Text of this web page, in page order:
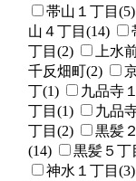
帯山１丁目(5)
山４丁目(14)
丁目(2)
上水
千反畑町(2)
丁(1)
九品寺
丁目(1)
九品
丁目(2)
黒髪
(14)
黒髪５丁
神水１丁目(3)